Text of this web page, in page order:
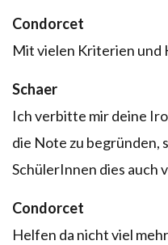
Condorcet
Mit vielen Kriterien und
Schaer
Ich verbitte mir deine
die Note zu begründen,
SchülerInnen dies auch
Condorcet
Helfen da nicht viel